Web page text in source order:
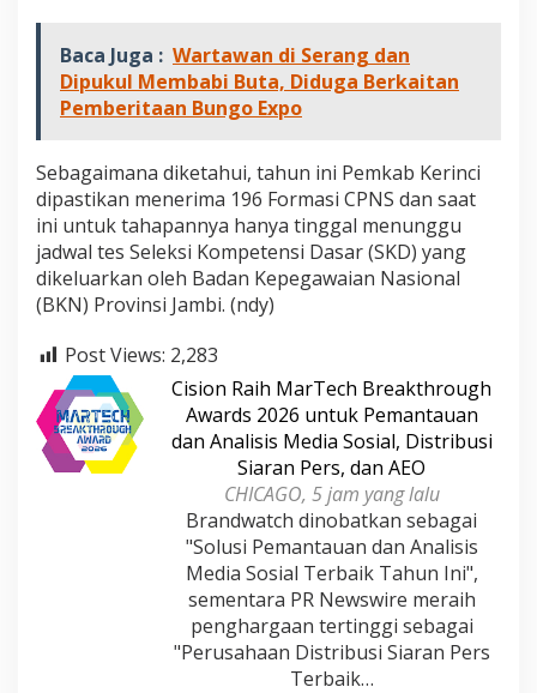
Baca Juga : Wartawan di Serang dan
Dipukul Membabi Buta, Diduga Berkaitan
Pemberitaan Bungo Expo
Sebagaimana diketahui, tahun ini Pemkab Kerinci
dipastikan menerima 196 Formasi CPNS dan saat
ini untuk tahapannya hanya tinggal menunggu
jadwal tes Seleksi Kompetensi Dasar (SKD) yang
dikeluarkan oleh Badan Kepegawaian Nasional
(BKN) Provinsi Jambi. (ndy)
Post Views: 2,283
Cision Raih MarTech Breakthrough
Awards 2026 untuk Pemantauan
dan Analisis Media Sosial, Distribusi
Siaran Pers, dan AEO
CHICAGO, 5 jam yang lalu
Brandwatch dinobatkan sebagai
"Solusi Pemantauan dan Analisis
Media Sosial Terbaik Tahun Ini",
sementara PR Newswire meraih
penghargaan tertinggi sebagai
"Perusahaan Distribusi Siaran Pers
Terbaik…